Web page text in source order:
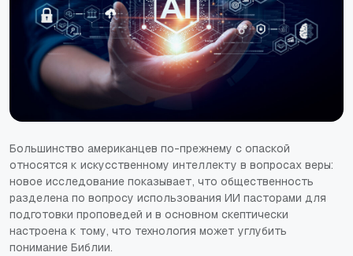
Большинство американцев по-прежнему с опаской
относятся к искусственному интеллекту в вопросах веры:
новое исследование показывает, что общественность
разделена по вопросу использования ИИ пасторами для
подготовки проповедей и в основном скептически
настроена к тому, что технология может углубить
понимание Библии.